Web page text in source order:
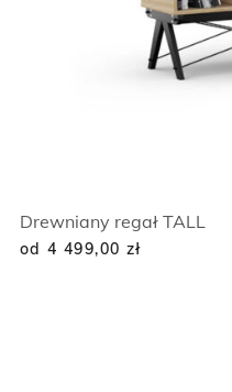
Drewniany regał TALL
od 4 499,00 zł